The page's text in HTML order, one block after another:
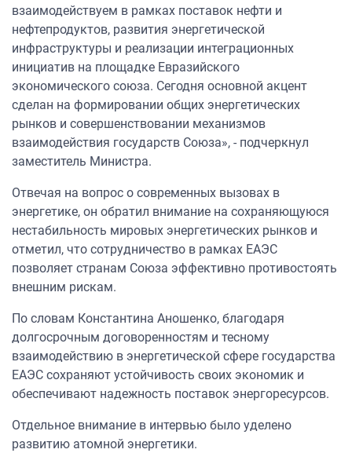
взаимодействуем в рамках поставок нефти и
нефтепродуктов, развития энергетической
инфраструктуры и реализации интеграционных
инициатив на площадке Евразийского
экономического союза. Сегодня основной акцент
сделан на формировании общих энергетических
рынков и совершенствовании механизмов
взаимодействия государств Союза», - подчеркнул
заместитель Министра.
Отвечая на вопрос о современных вызовах в
энергетике, он обратил внимание на сохраняющуюся
нестабильность мировых энергетических рынков и
отметил, что сотрудничество в рамках ЕАЭС
позволяет странам Союза эффективно противостоять
внешним рискам.
По словам Константина Аношенко, благодаря
долгосрочным договоренностям и тесному
взаимодействию в энергетической сфере государства
ЕАЭС сохраняют устойчивость своих экономик и
обеспечивают надежность поставок энергоресурсов.
Отдельное внимание в интервью было уделено
развитию атомной энергетики.